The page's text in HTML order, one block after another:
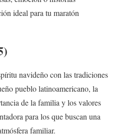
ideal para tu maratón
navideño con las tradiciones
pueblo latinoamericano, la
de la familia y los valores
para los que buscan una
familiar.